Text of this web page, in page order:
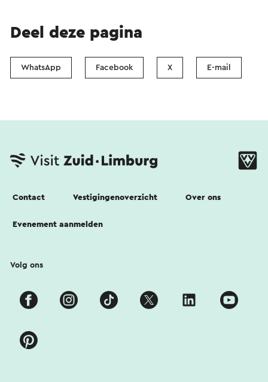
Deel deze pagina
WhatsApp Facebook X E-mail
Contact Vestigingenoverzicht Over ons
Evenement aanmelden
Volg ons